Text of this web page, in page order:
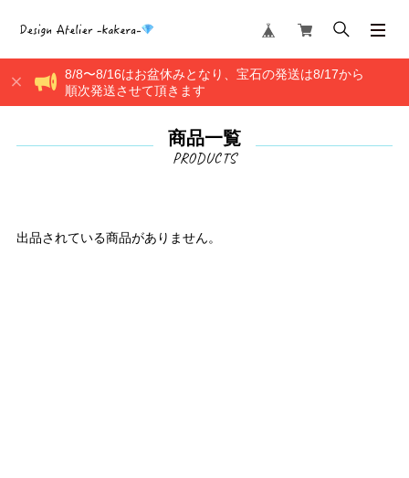
8/8〜8/16はお盆休みとなり、宝石の発送は8/17から
順次発送させて頂きます
商品一覧
出品されている商品がありません。